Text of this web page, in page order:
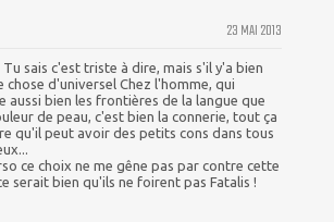
23 MAI 2013
Tu sais c'est triste à dire, mais s'il y'a bien
chose d'universel Chez l'homme, qui
aussi bien les frontières de la langue que
de peau, c'est bien la connerie, tout ça
qu'il peut avoir des petits cons dans tous
ce choix ne me gêne pas par contre cette
serait bien qu'ils ne foirent pas Fatalis !